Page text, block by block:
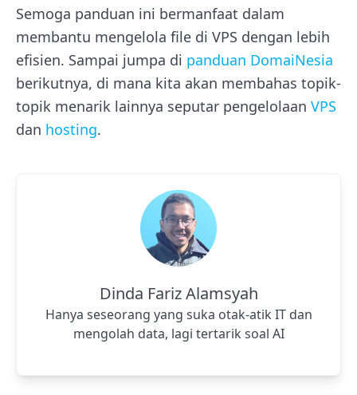
Semoga panduan ini bermanfaat dalam
membantu mengelola file di VPS dengan lebih
efisien. Sampai jumpa di panduan DomaiNesia
berikutnya, di mana kita akan membahas topik-
topik menarik lainnya seputar pengelolaan VPS
dan hosting.
Dinda Fariz Alamsyah
Hanya seseorang yang suka otak-atik IT dan
mengolah data, lagi tertarik soal AI